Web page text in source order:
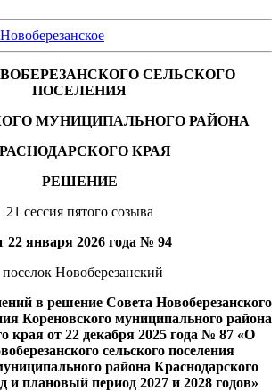
Новоберезанское
СЕЛЬСКОГО
ПОСЕЛЕНИЯ
МУНИЦИПАЛЬНОГО РАЙОНА
КРАЯ
РЕШЕНИЕ
21 сессия пятого созыва
22 января 2026 года № 94
поселок Новоберезанский
в решение Совета Новоберезанского
Кореновского муниципального района
края от 22 декабря 2025 года № 87 «О
сельского поселения
района Краснодарского
и плановый период 2027 и 2028 годов»